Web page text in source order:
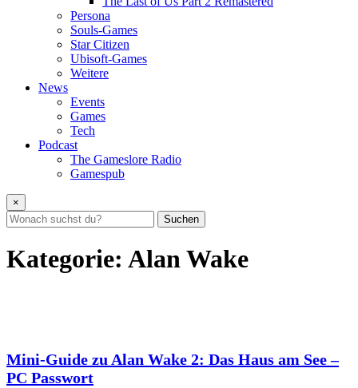
Persona
Souls-Games
Star Citizen
Ubisoft-Games
Weitere
News
Events
Games
Tech
Podcast
The Gameslore Radio
Gamespub
×
Suchen
Kategorie: Alan Wake
Mini-Guide zu Alan Wake 2: Das Haus am See –
PC Passwort